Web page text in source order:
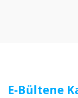
E-Bültene